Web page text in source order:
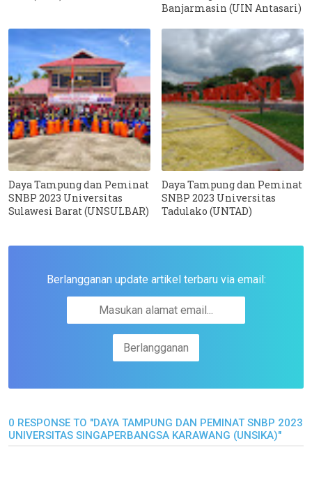
Banjarmasin (UIN Antasari)
Daya Tampung dan Peminat
SNBP 2023 Universitas
Sulawesi Barat (UNSULBAR)
Daya Tampung dan Peminat
SNBP 2023 Universitas
Tadulako (UNTAD)
Berlangganan update artikel terbaru via email:
0 RESPONSE TO "DAYA TAMPUNG DAN PEMINAT SNBP 2023
UNIVERSITAS SINGAPERBANGSA KARAWANG (UNSIKA)"